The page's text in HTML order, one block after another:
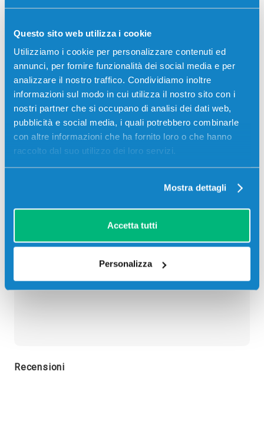
Questo sito web utilizza i cookie
Utilizziamo i cookie per personalizzare contenuti ed
annunci, per fornire funzionalità dei social media e per
analizzare il nostro traffico. Condividiamo inoltre
informazioni sul modo in cui utilizza il nostro sito con i
nostri partner che si occupano di analisi dei dati web,
pubblicità e social media, i quali potrebbero combinarle
con altre informazioni che ha fornito loro o che hanno
raccolto dal suo utilizzo dei loro servizi.
Mostra dettagli
Accetta tutti
Personalizza
Aggiungi al carrello
giorni
Più acquisti, più risparmi:Visita la pagina prodotto per
visualizzare l'offerta
120 pagine per Stampanti: Hp ENVY 6110E AIO, Hp
ENVY 6120E AIO, Hp ENVY 6122E AIO, Hp ENVY
6130E AIO, Hp ENVY 6132E AIO, Hp ENVY 6520E AIO,
Recensioni